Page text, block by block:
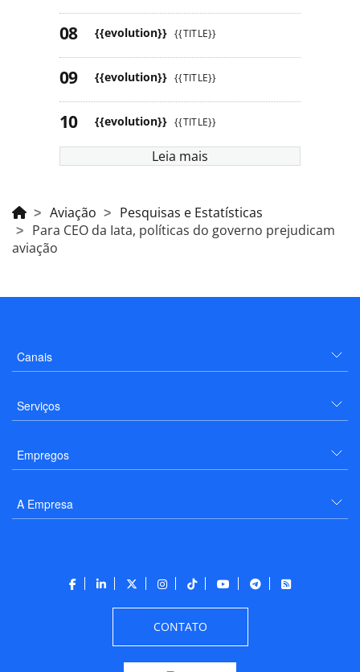
{{evolution}} {{TITLE}}
{{evolution}} {{TITLE}}
{{evolution}} {{TITLE}}
Leia mais
Aviação
Pesquisas e Estatísticas
Para CEO da Iata, políticas do governo prejudicam
aviação
Canais
Serviços
Empregos
A Empresa
CONTATO